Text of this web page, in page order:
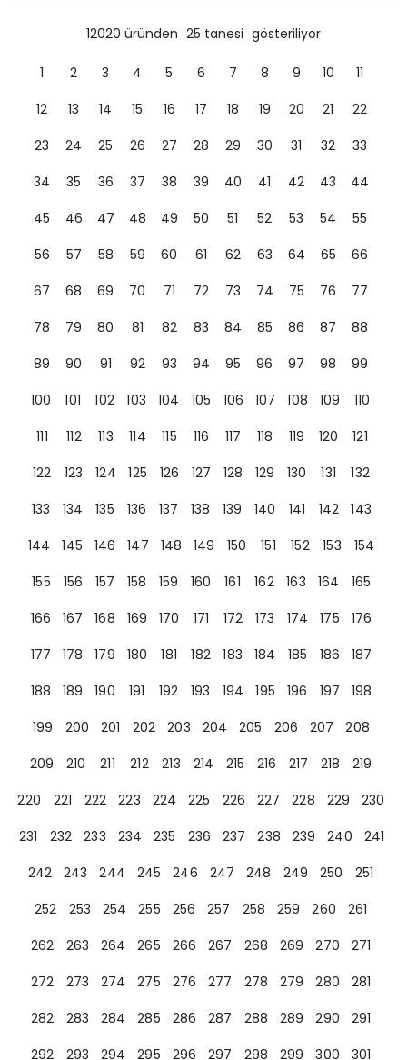
12020 üründen 25 tanesi gösteriliyor
1 2 3 4 5 6 7 8 9 10
11
12
13 14 15 16 17 18 19 20 21
22
23
24 25 26 27 28 29 30 31 32
33
34
35 36 37 38 39 40 41 42 43
44
45
46 47 48 49 50 51 52 53 54
55
56
57 58 59 60 61 62 63 64 65
66
67
68 69 70 71 72 73 74 75 76
77
78
79 80 81 82 83 84 85 86 87
88
89
90 91 92 93 94 95 96 97 98
99
100
101 102 103 104 105 106 107 108 109
110
111
112 113 114 115 116 117 118 119 120
121
122
123 124 125 126 127 128 129 130 131
132
133
134 135 136 137 138 139 140 141 142
143
144
145 146 147 148 149 150 151 152 153
154
155
156 157 158 159 160 161 162 163 164
165
166
167 168 169 170 171 172 173 174 175
176
177
178 179 180 181 182 183 184 185 186
187
188
189 190 191 192 193 194 195 196 197
198
199
200 201 202 203 204 205 206 207
208
209
210 211 212 213 214 215 216 217 218
219
220
221 222 223 224 225 226 227 228 229
230
231
232 233 234 235 236 237 238 239 240
241
242
243 244 245 246 247 248 249 250
251
252
253 254 255 256 257 258 259 260
261
262
263 264 265 266 267 268 269 270
271
272
273 274 275 276 277 278 279 280
281
282
283 284 285 286 287 288 289 290
291
292
293 294 295 296 297 298 299 300 301